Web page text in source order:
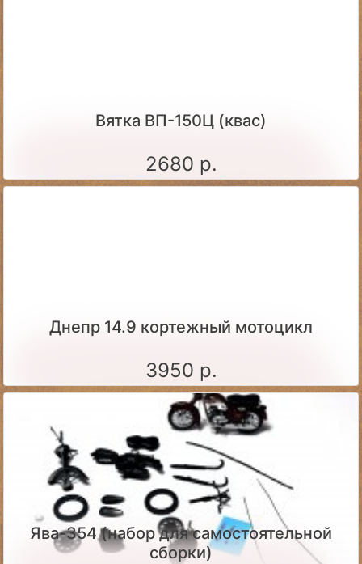
Вятка ВП-150Ц (квас)
2680 р.
Днепр 14.9 кортежный мотоцикл
3950 р.
Ява-354 (набор для самостоятельной
сборки)